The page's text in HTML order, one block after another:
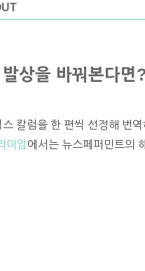
상을 바꿔본다면
칼럼을 한 편씩 선정해 번
미엄 에서는 뉴스페퍼민트의